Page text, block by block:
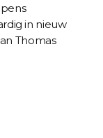
in nieuw
Thomas